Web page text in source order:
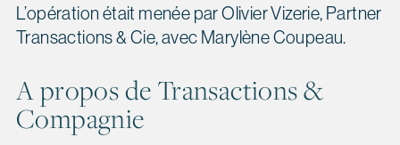
L’opération était menée par Olivier Vizerie, Partner
Transactions & Cie, avec Marylène Coupeau.
A propos de Transactions &
Compagnie